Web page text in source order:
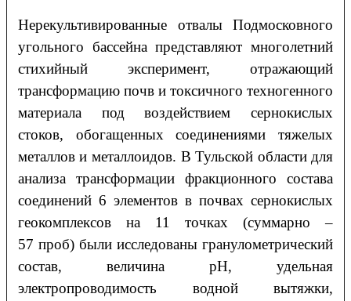
Нерекультивированные отвалы Подмосковного
угольного бассейна представляют многолетний
стихийный эксперимент, отражающий
трансформацию почв и токсичного техногенного
материала под воздействием сернокислых
стоков, обогащенных соединениями тяжелых
металлов и металлоидов. В Тульской области для
анализа трансформации фракционного состава
соединений 6 элементов в почвах сернокислых
геокомплексов на 11 точках (суммарно –
57 проб) были исследованы гранулометрический
состав, величина рН, удельная
электропроводимость водной вытяжки,